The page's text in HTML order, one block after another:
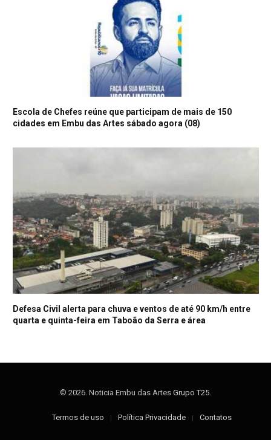
Escola de Chefes reúne que participam de mais de 150
cidades em Embu das Artes sábado agora (08)
Defesa Civil alerta para chuva e ventos de até 90 km/h entre
quarta e quinta-feira em Taboão da Serra e área
© 2026. Noticia Embu das Artes Grupo T25
Termos de uso Política Privacidade Contatos